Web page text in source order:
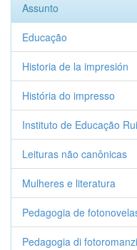
Assunto
Educação
Historia de la impresión
História do impresso
Instituto de Educação
Leituras não canônicas
Mulheres e literatura
Pedagogia de
Pedagogia di fotoromanzi